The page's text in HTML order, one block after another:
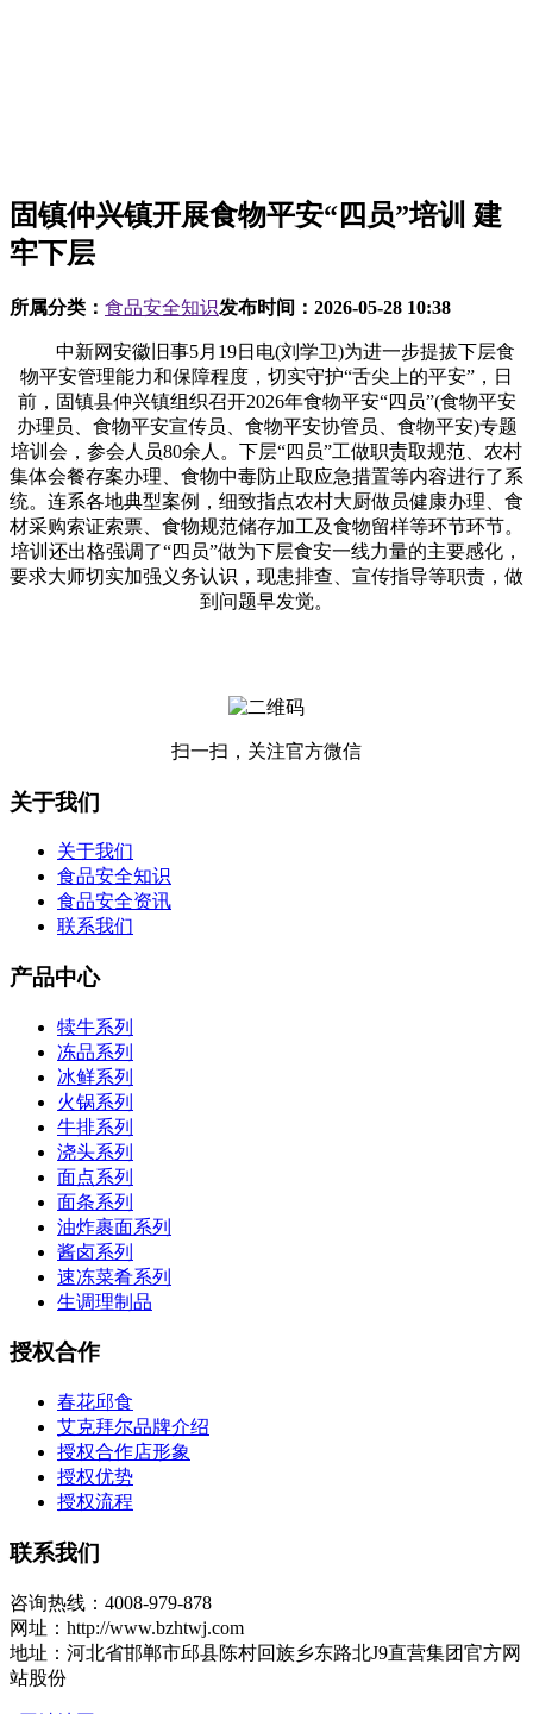
固镇仲兴镇开展食物平安“四员”培训 建
牢下层
所属分类： 食品安全知识发布时间： 2026-05-28 10:38
中新网安徽旧事5月19日电(刘学卫)为进一步提拔下层食
物平安管理能力和保障程度，切实守护“舌尖上的平安”，日
前，固镇县仲兴镇组织召开2026年食物平安“四员”(食物平安
办理员、食物平安宣传员、食物平安协管员、食物平安)专题
培训会，参会人员80余人。下层“四员”工做职责取规范、农村
集体会餐存案办理、食物中毒防止取应急措置等内容进行了系
统。连系各地典型案例，细致指点农村大厨做员健康办理、食
材采购索证索票、食物规范储存加工及食物留样等环节环节。
培训还出格强调了“四员”做为下层食安一线力量的主要感化，
要求大师切实加强义务认识，现患排查、宣传指导等职责，做
到问题早发觉。
扫一扫，关注官方微信
关于我们
关于我们
食品安全知识
食品安全资讯
联系我们
产品中心
犊牛系列
冻品系列
冰鲜系列
火锅系列
牛排系列
浇头系列
面点系列
面条系列
油炸裹面系列
酱卤系列
速冻菜肴系列
生调理制品
授权合作
春花邱食
艾克拜尔品牌介绍
授权合作店形象
授权优势
授权流程
联系我们
咨询热线：4008-979-878
网址：http://www.bzhtwj.com
地址：河北省邯郸市邱县陈村回族乡东路北J9直营集团官方网
站股份